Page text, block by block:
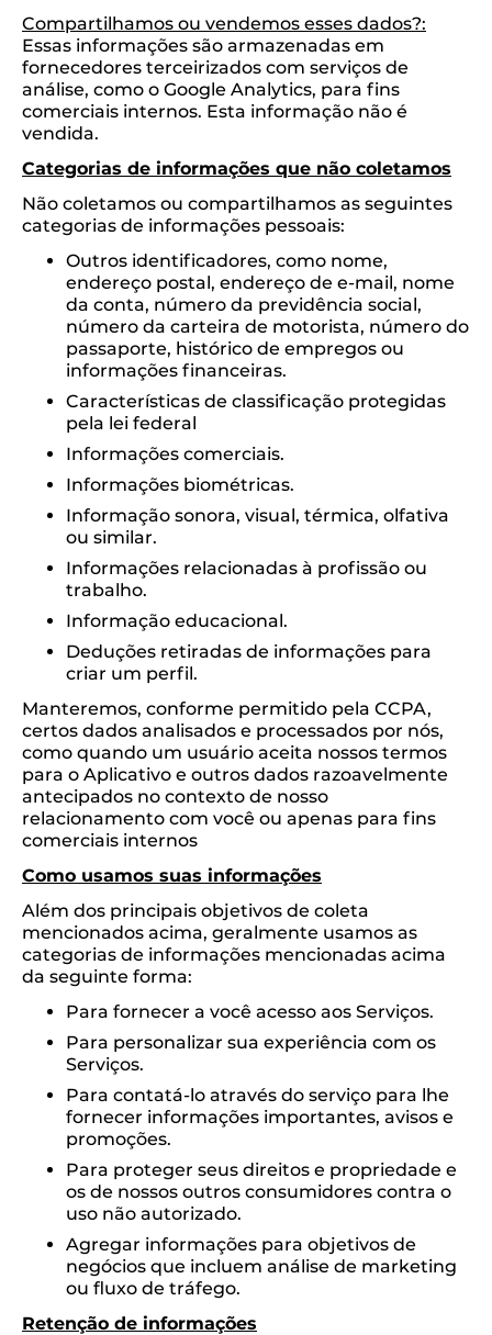
Compartilhamos ou vendemos esses dados?:
Essas informações são armazenadas em
fornecedores terceirizados com serviços de
análise, como o Google Analytics, para fins
comerciais internos. Esta informação não é
vendida.
Categorias de informações que não coletamos
Não coletamos ou compartilhamos as seguintes
categorias de informações pessoais:
Outros identificadores, como nome,
endereço postal, endereço de e-mail, nome
da conta, número da previdência social,
número da carteira de motorista, número do
passaporte, histórico de empregos ou
informações financeiras.
Características de classificação protegidas
pela lei federal
Informações comerciais.
Informações biométricas.
Informação sonora, visual, térmica, olfativa
ou similar.
Informações relacionadas à profissão ou
trabalho.
Informação educacional.
Deduções retiradas de informações para
criar um perfil.
Manteremos, conforme permitido pela CCPA,
certos dados analisados ​​e processados ​​por nós,
como quando um usuário aceita nossos termos
para o Aplicativo e outros dados razoavelmente
antecipados no contexto de nosso
relacionamento com você ou apenas para fins
comerciais internos
Como usamos suas informações
Além dos principais objetivos de coleta
mencionados acima, geralmente usamos as
categorias de informações mencionadas acima
da seguinte forma:
Para fornecer a você acesso aos Serviços.
Para personalizar sua experiência com os
Serviços.
Para contatá-lo através do serviço para lhe
fornecer informações importantes, avisos e
promoções.
Para proteger seus direitos e propriedade e
os de nossos outros consumidores contra o
uso não autorizado.
Agregar informações para objetivos de
negócios que incluem análise de marketing
ou fluxo de tráfego.
Retenção de informações